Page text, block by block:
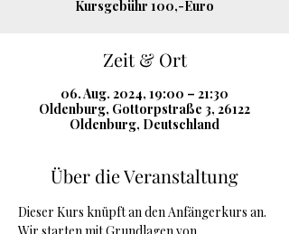
Kursgebühr 100,-Euro
Zeit & Ort
06. Aug. 2024, 19:00 – 21:30
Oldenburg, Gottorpstraße 3, 26122
Oldenburg, Deutschland
Über die Veranstaltung
Dieser Kurs knüpft an den Anfängerkurs an.